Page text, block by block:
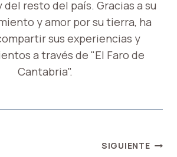
resto del país. Gracias a su
y amor por su tierra, ha
sus experiencias y
a través de "El Faro de
Cantabria".
SIGUIENTE